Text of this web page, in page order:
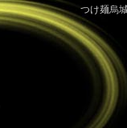
つけ麺烏